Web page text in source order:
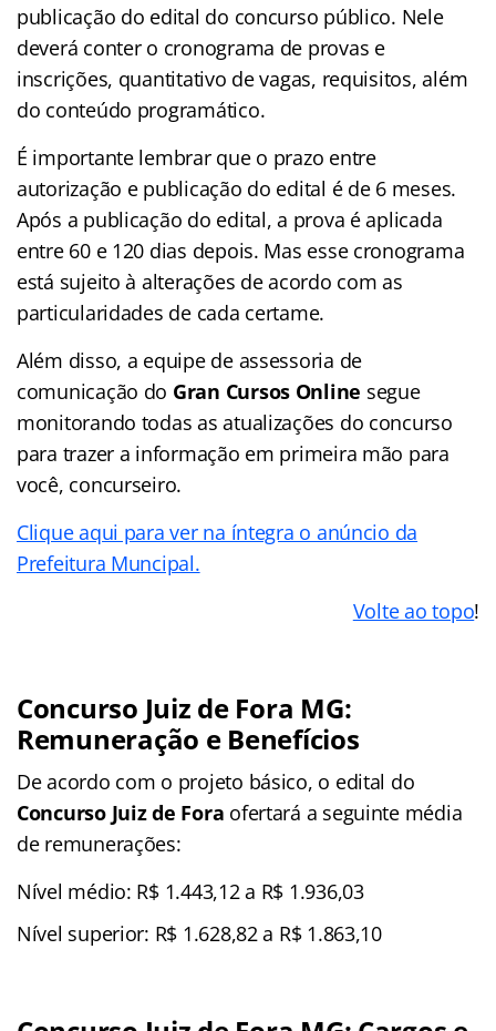
publicação do edital do concurso público. Nele
deverá conter o cronograma de provas e
inscrições, quantitativo de vagas, requisitos, além
do conteúdo programático.
É importante lembrar que o prazo entre
autorização e publicação do edital é de 6 meses.
Após a publicação do edital, a prova é aplicada
entre 60 e 120 dias depois. Mas esse cronograma
está sujeito à alterações de acordo com as
particularidades de cada certame.
Além disso, a equipe de assessoria de
comunicação do Gran Cursos Online segue
monitorando todas as atualizações do concurso
para trazer a informação em primeira mão para
você, concurseiro.
Clique aqui para ver na íntegra o anúncio da
Prefeitura Muncipal.
Volte ao topo!
Concurso Juiz de Fora MG:
Remuneração e Benefícios
De acordo com o projeto básico, o edital do
Concurso Juiz de Fora ofertará a seguinte média
de remunerações:
Nível médio: R$ 1.443,12 a R$ 1.936,03
Nível superior: R$ 1.628,82 a R$ 1.863,10